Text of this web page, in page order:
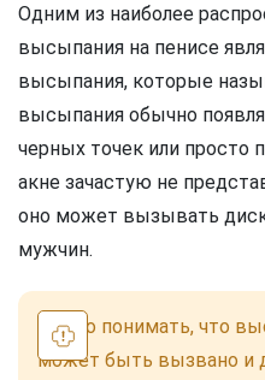
Одним из наиболее
высыпания на пенисе
высыпания, которые
высыпания обычно
черных точек или просто
акне зачастую не
оно может вызывать
мужчин.
Важно понимать, что
может быть вызвано и